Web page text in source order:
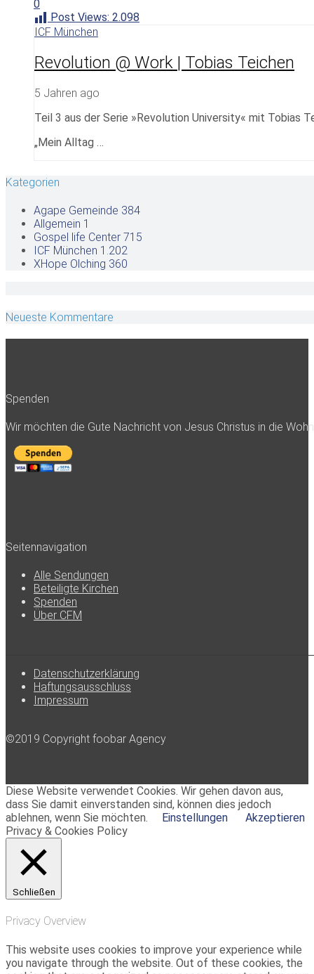
0
Post Views: 2.098
ICF München
Revolution @ Work | Tobias Teichen
5 Jahren ago
Teil 3 aus der Serie »Revolution University« mit Tobias
„Mein Alltag …
Kategorien
Agape Gemeinde 384
Allgemein 1
Gospel life Center 715
ICF München 1.202
XHope Olching 360
Neueste Kommentare
Spenden
Wir möchten die Gute Nachricht von Jesus Christus in die
Seitennavigation
Alle Sendungen
Beteiligte Kirchen
Spenden
Über CFM
Datenschutzerklärung
Haftungsausschluss
Impressum
©2019 Copyright foobar Agency
Diese Website verwendet Cookies. Wir gehen davon aus,
dass Sie damit einverstanden sind, können dies jedoch
ablehnen, wenn Sie möchten.
Einstellungen
Akzeptieren
Privacy & Cookies Policy
Schließen
Privacy Overview
This website uses cookies to improve your experience while
you navigate through the website. Out of these cookies, the